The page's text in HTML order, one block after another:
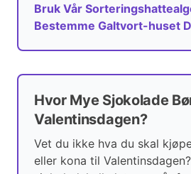
Bruk Vår
Bestemme Galtvort-huset
Hvor Mye Sjokolade
Valentinsdagen?
Vet du ikke hva du skal
eller kona til